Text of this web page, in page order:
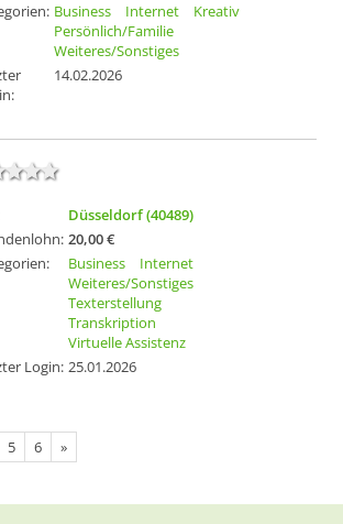
Business Internet
Kreativ
Persönlich/Familie
Weiteres/Sonstiges
14.02.2026
Düsseldorf (40489)
20,00 €
Business
Internet
Weiteres/Sonstiges
Texterstellung
Transkription
Virtuelle Assistenz
Login: 25.01.2026
5 6 »